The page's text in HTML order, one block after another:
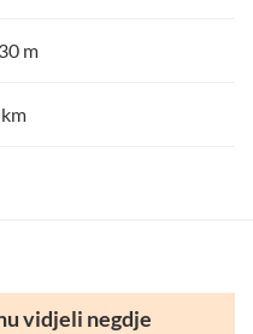
m
vidjeli negdje